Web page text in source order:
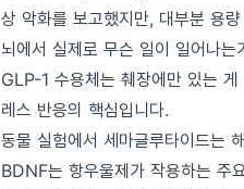
상 악화를 보고했지만, 대부분 용
뇌에서 실제로 무슨 일이 일어나는
GLP-1 수용체는 췌장에만 있는
레스 반응의 핵심입니다.
동물 실험에서 세마글루타이드는
BDNF는 항우울제가 작용하는